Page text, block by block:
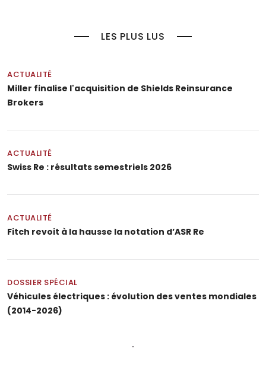
LES PLUS LUS
ACTUALITÉ
Miller finalise l'acquisition de Shields Reinsurance
Brokers
ACTUALITÉ
Swiss Re : résultats semestriels 2026
ACTUALITÉ
Fitch revoit à la hausse la notation d’ASR Re
DOSSIER SPÉCIAL
Véhicules électriques : évolution des ventes mondiales
(2014-2026)